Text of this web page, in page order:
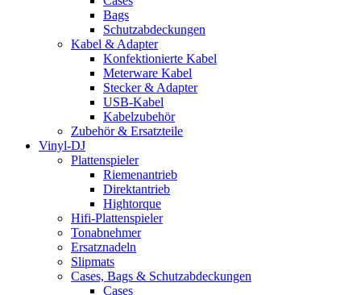
Bags
Schutzabdeckungen
Kabel & Adapter
Konfektionierte Kabel
Meterware Kabel
Stecker & Adapter
USB-Kabel
Kabelzubehör
Zubehör & Ersatzteile
Vinyl-DJ
Plattenspieler
Riemenantrieb
Direktantrieb
Hightorque
Hifi-Plattenspieler
Tonabnehmer
Ersatznadeln
Slipmats
Cases, Bags & Schutzabdeckungen
Cases